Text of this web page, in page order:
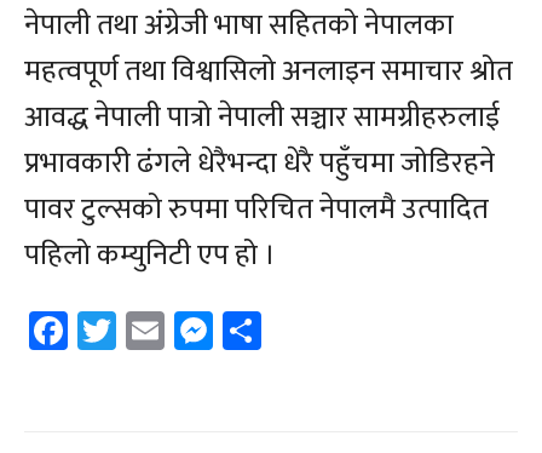
नेपाली तथा अंग्रेजी भाषा सहितको नेपालका
महत्वपूर्ण तथा विश्वासिलो अनलाइन समाचार श्रोत
आवद्ध नेपाली पात्रो नेपाली सञ्चार सामग्रीहरुलाई
प्रभावकारी ढंगले धेरैभन्दा धेरै पहुँचमा जोडिरहने
पावर टुल्सको रुपमा परिचित नेपालमै उत्पादित
पहिलो कम्युनिटी एप हो ।
Facebook
Twitter
EmailMessenger